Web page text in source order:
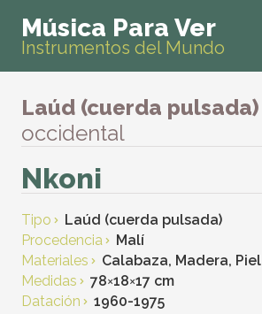
Música Para Ver
Instrumentos del Mundo
Laúd (cuerda pulsada)
occidental
Nkoni
Tipo
Laúd (cuerda pulsada)
Procedencia
Malí
Materiales
Calabaza, Madera, Piel
Medidas
78×18×17 cm
Datación
1960-1975